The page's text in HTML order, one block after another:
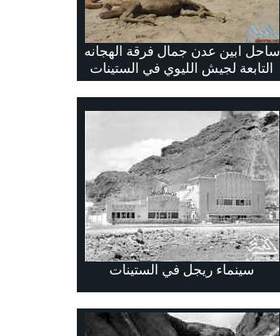
ساحل ابين عدن جمال فرقة الهجانه
التابعة لجيش الليوي في الستينات
سينماء ريجل في الستينات